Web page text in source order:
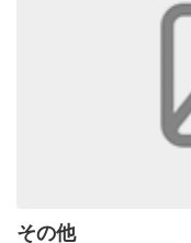
その他